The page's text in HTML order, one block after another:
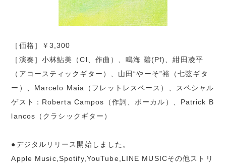
［価格］￥3,300
［演奏］小林鮎美（Cl、作曲）、鳴海 碧(Pf)、紺田凌平
（アコースティックギター）、山田“やーそ”裕（七弦ギタ
ー）、Marcelo Maia（フレットレスベース）、スペシャル
ゲスト：Roberta Campos（作詞、ボーカル）、Patrick B
lancos（クラシックギター）
●デジタルリリース開始しました。
Apple Music,Spotify,YouTube,LINE MUSICその他ストリ